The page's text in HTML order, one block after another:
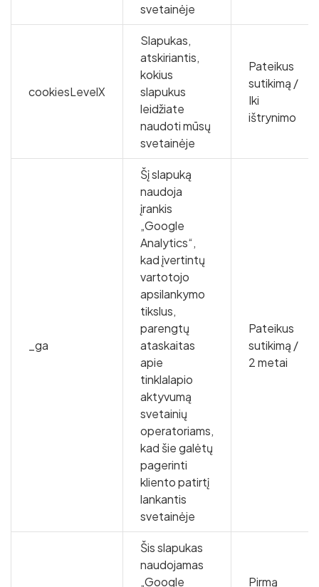
svetainėje
cookiesLevelX
Slapukas,
atskiriantis,
kokius
slapukus
leidžiate
naudoti mūsų
svetainėje
Pateikus
sutikimą /
Iki
ištrynimo
_ga
Šį slapuką
naudoja
įrankis
„Google
Analytics“,
kad įvertintų
vartotojo
apsilankymo
tikslus,
parengtų
ataskaitas
apie
tinklalapio
aktyvumą
svetainių
operatoriams,
kad šie galėtų
pagerinti
kliento patirtį
lankantis
svetainėje
Pateikus
sutikimą /
2 metai
Šis slapukas
naudojamas
„Google
Pirmą